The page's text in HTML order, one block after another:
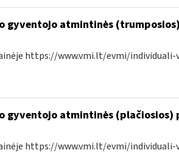
gyventojo atmintinės
https://www.vmi.lt/evmi/individuali-
gyventojo atmintinės (plačiosios)
https://www.vmi.lt/evmi/individuali-